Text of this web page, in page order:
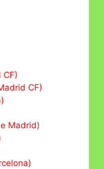
CF)
CF)
Madrid)